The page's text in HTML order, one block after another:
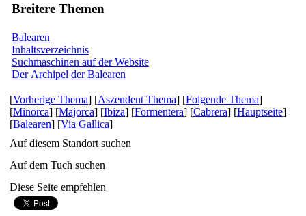
Breitere Themen
Balearen
Inhaltsverzeichnis
Suchmaschinen auf der Website
Der Archipel der Balearen
[Vorherige Thema] [Aszendent Thema] [Folgende Thema]
[Minorca] [Majorca] [Ibiza] [Formentera] [Cabrera] [Hauptseite]
[Balearen] [Via Gallica]
Auf diesem Standort suchen
Auf dem Tuch suchen
Diese Seite empfehlen